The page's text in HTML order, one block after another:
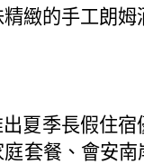
精緻的手工朗姆
夏季長假住宿
套餐、 會安南